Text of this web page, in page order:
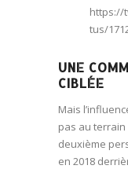
https://
tus/
UNE
CIBLÉE
Mais
pas au terrain
deuxième
en 2018